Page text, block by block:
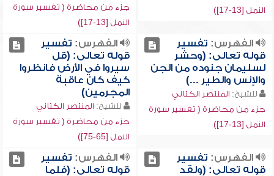
النمل [13-17])
جزء من محاضرة ( تفسير سورة
النمل [13-17])
الفهرس: تفسير
قوله تعالى: (وحشر
لسليمان جنوده من الجن
والإنس والطير ...)
للشيخ: المنتصر الكتاني
جزء من محاضرة ( تفسير سورة
النمل [13-17])
الفهرس: تفسير
قوله تعالى: (قل
سيروا في الأرض فانظروا
كيف كان عاقبة
المجرمين)
للشيخ: المنتصر الكتاني
جزء من محاضرة ( تفسير سورة
النمل [65-75])
الفهرس: تفسير
قوله تعالى: (ولقد
الفهرس: تفسير
قوله تعالى: (فلما